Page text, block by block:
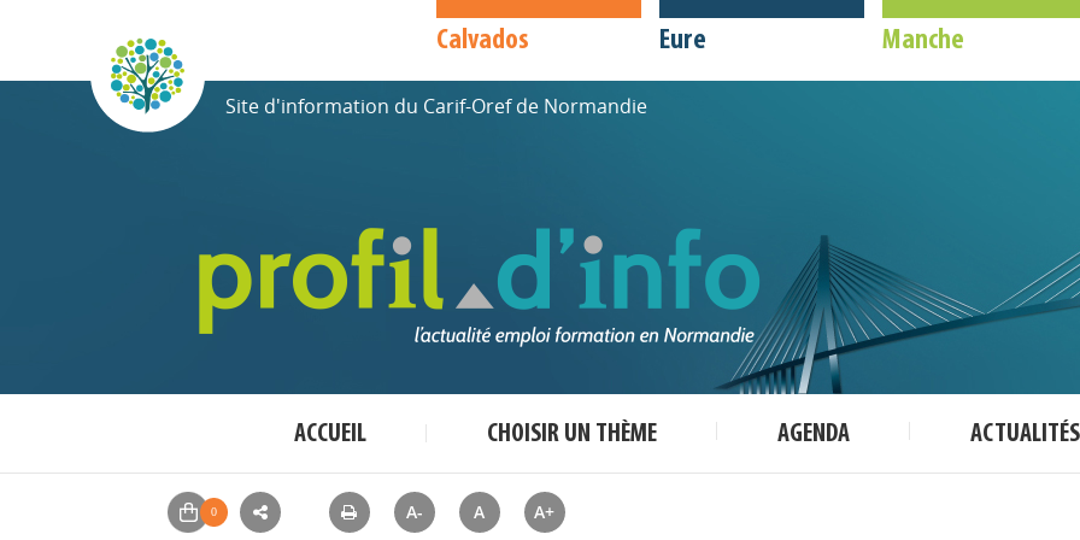
Calvados Eure Manche
Site d'information du Carif-Oref de Normandie
ACCUEIL CHOISIR UN THÈME AGENDA ACTUALITÉS
A- A A+